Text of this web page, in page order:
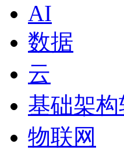
AI
数据
云
基础架
物联网